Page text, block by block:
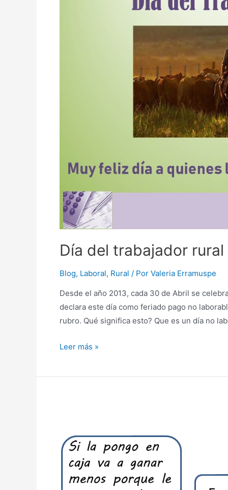
Día del trabajador rural
Blog, Laboral, Rural / Por Valeria Erramuspe
Desde el año 2013, cada 30 de Abril se
declara este día como feriado pago no
rubro. Qué significa esto? Que es un día no
Día
Leer más »